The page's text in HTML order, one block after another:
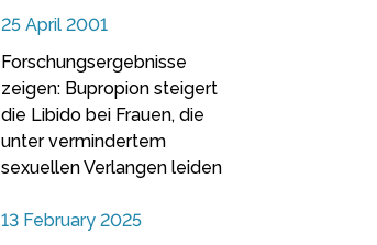
25 April 2001
Forschungsergebnisse
zeigen: Bupropion steigert
die Libido bei Frauen, die
unter vermindertem
sexuellen Verlangen leiden
13 February 2025